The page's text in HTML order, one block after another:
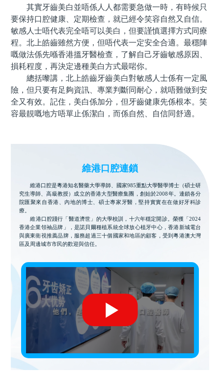
其實牙齒美白並唔係人人都需要急做一時，有時候只
要保持口腔健康、定期檢查，就已經令笑容自然又自信。
敏感人士唔代表完全唔可以美白，但要謹慎選擇方式同療
程。北上皓齒雖然方便，但唔代表一定安全合適。最穩陣
嘅做法係先喺香港搵牙醫檢查，了解自己牙齒敏感原因、
損耗程度，再決定邊種美白方式最啱你。
總括嚟講，北上皓齒牙齒美白對敏感人士係有一定風
險，但只要有足夠資訊、專業判斷同耐心，就唔難做到安
全又有效。記住，美白係加分，但牙齒健康先係根本。笑
容最靚嘅地方唔單止係潔白，而係自然、自信同舒適。
維港口腔連鎖
維港口腔是粵港知名醫藥大學導師、國家985重點大學醫學博士（碩士研
究生導師、高級教授）成立的香港大型醫療集團，創始於2008年。連鎖各分
院匯聚來自香港、內地的博士、碩士專家牙醫，堅持實實在在做好牙科診
療。
維港口腔踐行「醫道濟世」的大學校訓，十六年穩定開診。榮獲「2024
香港企業領袖品牌」，是諾貝爾種植系統全球放心植牙中心，香港新城電台
與廣東衛視推薦品牌，服務超過三十個國家和地區的顧客，受到粵港澳大灣
區及周邊城市市民的歡迎與信任。